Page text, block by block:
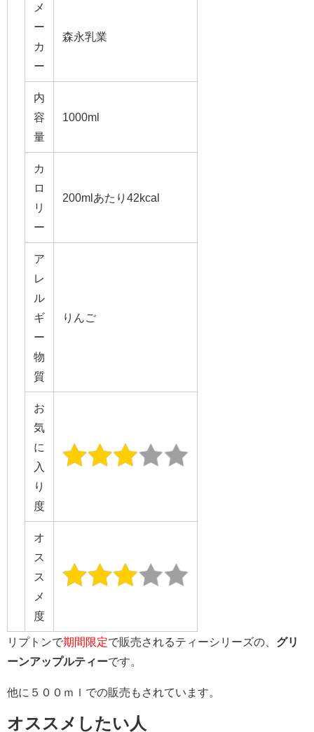
メ
ー
カ
ー
森永乳業
内
容
量
1000ml
カ
ロ
リ
ー
200mlあたり42kcal
ア
レ
ル
ギ
ー
物
質
りんご
お
気
に
入
り
度
オ
ス
ス
メ
度
リプトンで期間限定で販売されるティーシリーズの、 グリ
ーンアップルティーです。
他に５００ｍｌでの販売もされています。
オススメしたい人